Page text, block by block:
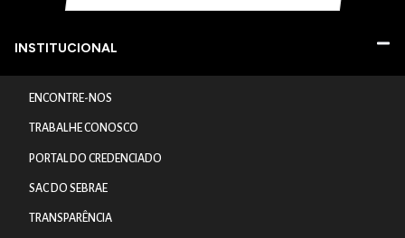
INSTITUCIONAL
ENCONTRE-NOS
TRABALHE CONOSCO
PORTAL DO CREDENCIADO
SAC DO SEBRAE
TRANSPARÊNCIA